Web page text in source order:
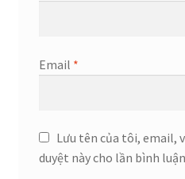
Email *
Lưu tên của tôi, email,
duyệt này cho lần bình